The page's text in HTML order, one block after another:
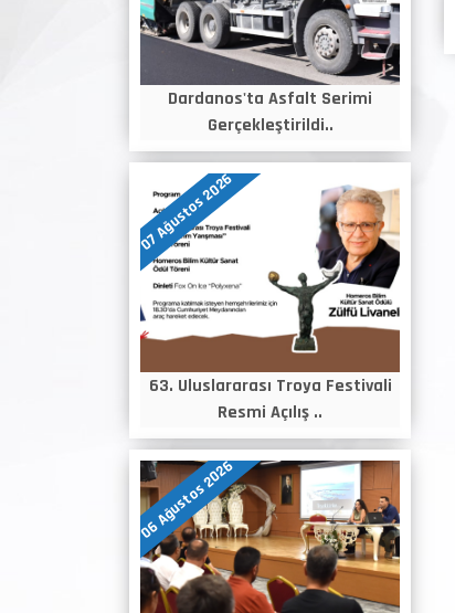
Dardanos'ta Asfalt Serimi
Gerçekleştirildi..
07 Ağustos 2026
63. Uluslararası Troya Festivali
Resmi Açılış ..
06 Ağustos 2026